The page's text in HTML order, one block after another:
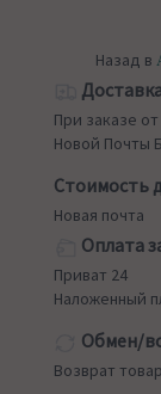
Назад в
При заказе
Новой Почты
Стоимость
Новая почта
Оплата
Приват 24
Наложенный
Обмен/
Возврат